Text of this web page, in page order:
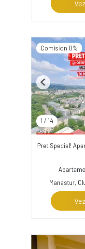
Comision 0%
1 / 14
Previous
Pret Special!
Manastur,